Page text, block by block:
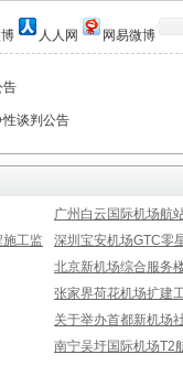
人人网 网易微博
告
谈判公告
广州白云国际机场航
施工监
深圳宝安机场GTC零
北京新机场综合服务
张家界荷花机场扩建
关于举办首都新机场
南宁吴圩国际机场T2